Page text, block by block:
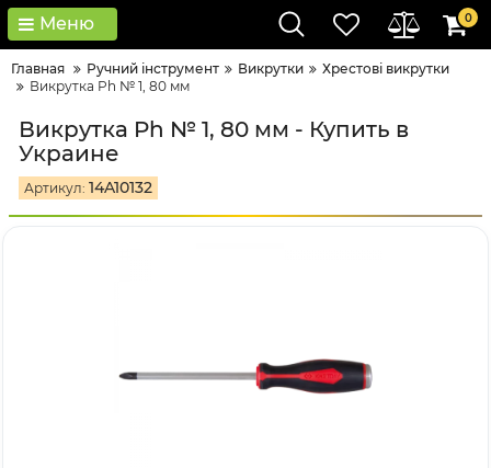
Меню 0
Главная Ручний інструмент Викрутки
Хрестові викрутки
Викрутка Ph № 1, 80 мм
Викрутка Ph № 1, 80 мм - Купить в
Украине
Артикул: 14A10132